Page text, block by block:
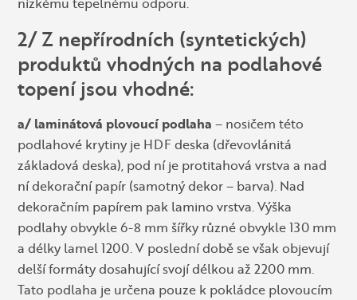
2/ Z nepřírodních (syntetických)
produktů vhodných na podlahové
topení jsou vhodné:
a/ laminátová plovoucí podlaha – nosičem této
podlahové krytiny je HDF deska (dřevovlánitá
základová deska), pod ní je protitahová vrstva a nad
ní dekorační papír (samotný dekor – barva). Nad
dekoračním papírem pak lamino vrstva. Výška
podlahy obvykle 6-8 mm šířky různé obvykle 130 mm
a délky lamel 1200. V poslední době se však objevují
delší formáty dosahující svojí délkou až 2200 mm.
Tato podlaha je určena pouze k pokládce plovoucím